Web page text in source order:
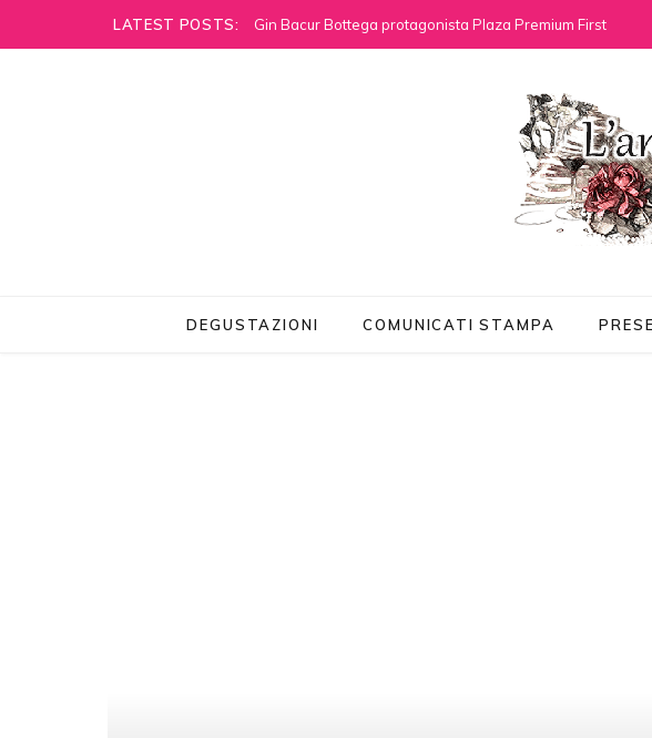
LATEST POSTS: Gin Bacur Bottega protagonista Plaza Premium First
DEGUSTAZIONI COMUNICATI STAMPA